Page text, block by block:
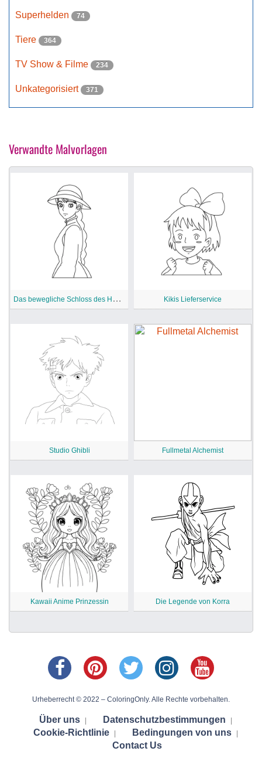
Superhelden 74
Tiere 364
TV Show & Filme 234
Unkategorisiert 371
Verwandte Malvorlagen
D
as bewegliche Schloss des Heuls Kikis Lieferservice
Studio Ghibli Fullmetal Alchemist
Kawaii Anime Prinzessin Die Legende von Korra
Urheberrecht © 2022 – ColoringOnly. Alle Rechte vorbehalten.
Über uns Datenschutzbestimmungen
Cookie-Richtlinie Bedingungen von uns
Contact Us